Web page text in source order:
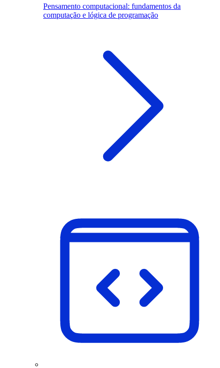
Pensamento computacional: fundamentos da
computação e lógica de programação